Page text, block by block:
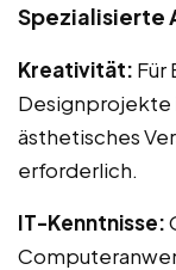
Spezialisierte
Kreativität: Für
Designprojekte
ästhetisches
erforderlich.
IT-Kenntnisse: